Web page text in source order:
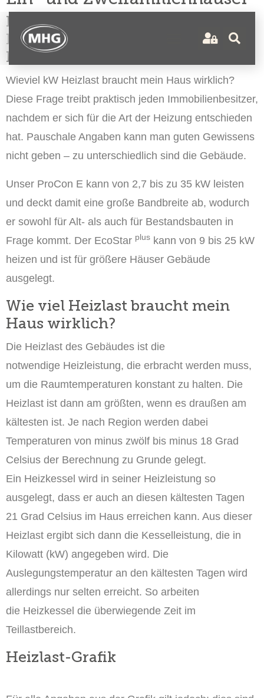
Für Neubau, Altbau oder zur
Erweiterung mit erneuerbare
Energien.
Wieviel kW Heizlast braucht mein Haus wirklich?
Diese Frage treibt praktisch jeden Immobilienbesitzer,
nachdem er sich für die Art der Heizung entschieden
hat. Pauschale Angaben kann man guten Gewissens
nicht geben – zu unterschiedlich sind die Gebäude.
Unser ProCon E kann von 2,7 bis zu 35 kW leisten
und deckt damit eine große Bandbreite ab, wodurch
er sowohl für Alt- als auch für Bestandsbauten in
Frage kommt. Der EcoStar plus kann von 9 bis 25 kW
heizen und ist für größere Häuser Gebäude
ausgelegt.
Wie viel Heizlast braucht mein
Haus wirklich?
Die Heizlast des Gebäudes ist die
notwendige Heizleistung, die erbracht werden muss,
um die Raumtemperaturen konstant zu halten. Die
Heizlast ist dann am größten, wenn es draußen am
kältesten ist. Je nach Region werden dabei
Temperaturen von minus zwölf bis minus 18 Grad
Celsius der Berechnung zu Grunde gelegt.
Ein Heizkessel wird in seiner Heizleistung so
ausgelegt, dass er auch an diesen kältesten Tagen
21 Grad Celsius im Haus erreichen kann. Aus dieser
Heizlast ergibt sich dann die Kesselleistung, die in
Kilowatt (kW) angegeben wird. Die
Auslegungstemperatur an den kältesten Tagen wird
allerdings nur selten erreicht. So arbeiten
die Heizkessel die überwiegende Zeit im
Teillastbereich.
Heizlast-Grafik